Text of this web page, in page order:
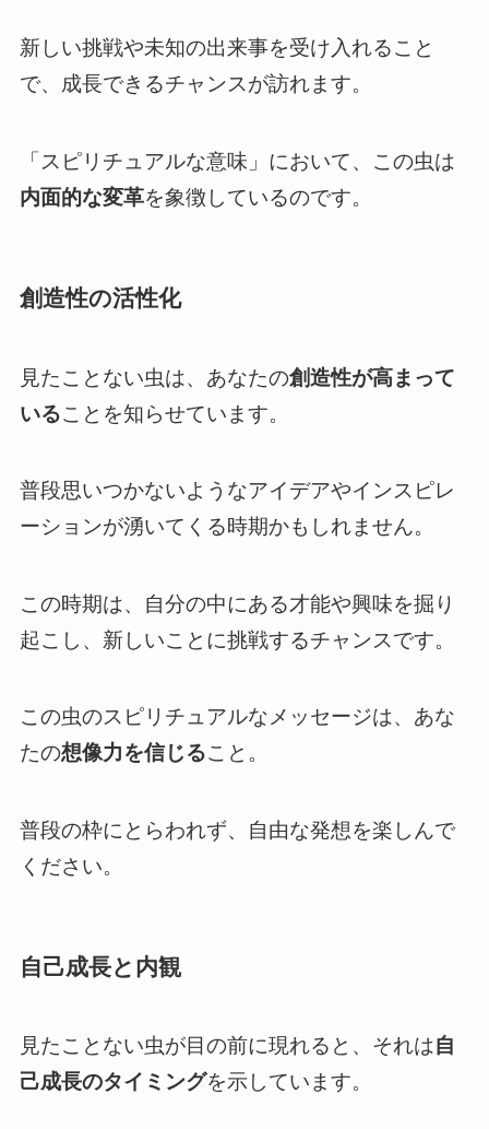
新しい挑戦や未知の出来事を受け入れること
で、成長できるチャンスが訪れます。
「スピリチュアルな意味」において、この虫は
内面的な変革を象徴しているのです。
創造性の活性化
見たことない虫は、あなたの創造性が高まって
いることを知らせています。
普段思いつかないようなアイデアやインスピレ
ーションが湧いてくる時期かもしれません。
この時期は、自分の中にある才能や興味を掘り
起こし、新しいことに挑戦するチャンスです。
この虫のスピリチュアルなメッセージは、あな
たの想像力を信じること。
普段の枠にとらわれず、自由な発想を楽しんで
ください。
自己成長と内観
見たことない虫が目の前に現れると、それは自
己成長のタイミングを示しています。